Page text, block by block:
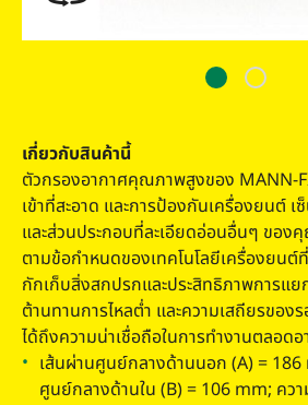
เกี่ยวกับสินค้านี้
ตัวกรองอากาศคุณภาพสูงของ MANN-
เข้าที่สะอาด และการป้องกันเครื่องยนต์ เ
และส่วนประกอบที่ละเอียดอ่อนอื่นๆ ของ
ตามข้อกําหนดของเทคโนโลยีเครื่องยน
กักเก็บสิ่งสกปรกและประสิทธิภาพการแ
ต้านทานการไหลต่ำ และความเสถียรของ
ได้ถึงความน่าเชื่อถือในการทํางานตลอด
เส้นผ่านศูนย์กลางด้านนอก (A) = 186
ศูนย์กลางด้านใน (B) = 106 mm; คว